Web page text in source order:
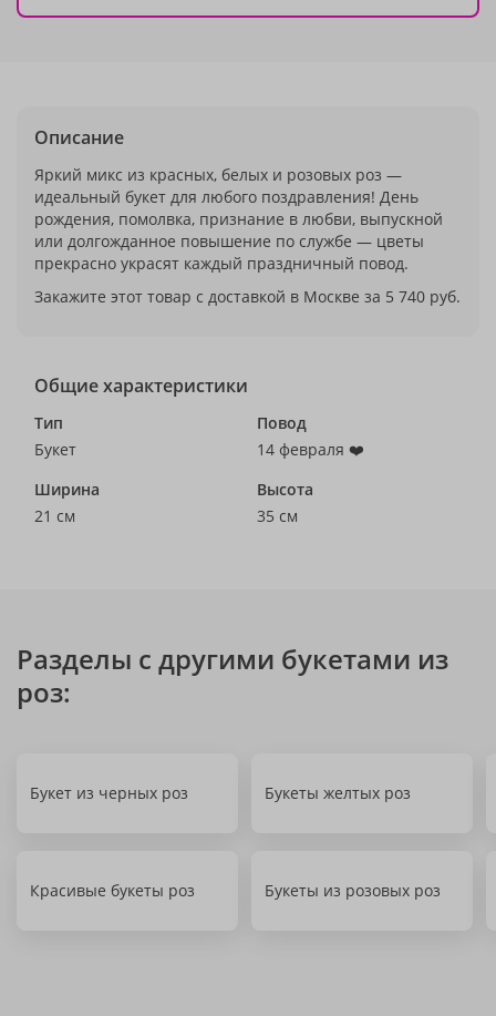
Описание
Яркий микс из красных, белых и розовых роз —
идеальный букет для любого поздравления! День
рождения, помолвка, признание в любви, выпускной
или долгожданное повышение по службе — цветы
прекрасно украсят каждый праздничный повод.
Закажите этот товар с доставкой в Москве за 5 740 руб.
Общие характеристики
Тип
Букет
Повод
14 февраля ❤️
Ширина
21 см
Высота
35 см
Разделы с другими букетами из
роз:
Букет из черных роз Букеты желтых роз
Красивые букеты роз Букеты из розовых роз